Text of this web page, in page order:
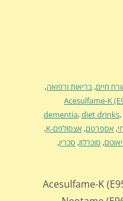
חיים, בריאות ורפואה,
Acesulfame-K
dementia,diet drinks,
, אספרטם, אצסולפם-K ,
, סוכרלוז, סכרין,